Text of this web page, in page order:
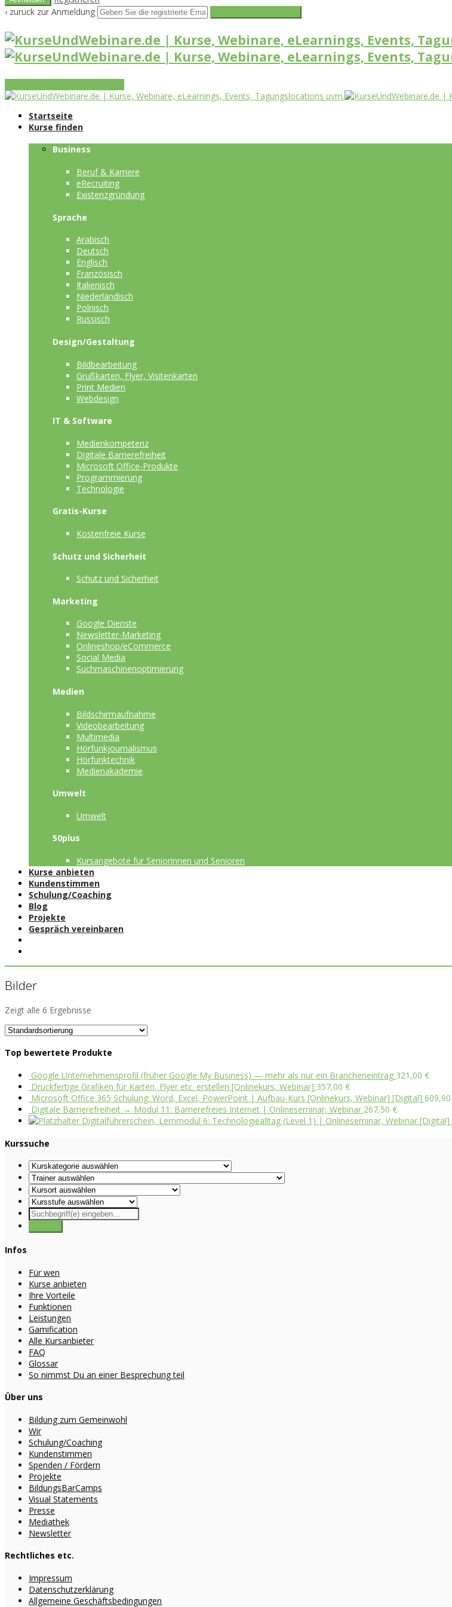
‹ zurück zur Anmeldung
Startseite
Kurse finden
Business
Beruf & Karriere
eRecruiting
Existenzgründung
Sprache
Arabisch
Deutsch
Englisch
Französisch
Italienisch
Niederländisch
Polnisch
Russisch
Design/Gestaltung
Bildbearbeitung
Grußkarten, Flyer, Visitenkarten
Print Medien
Webdesign
IT & Software
Medienkompetenz
Digitale Barrierefreiheit
Microsoft Office-Produkte
Programmierung
Technologie
Gratis-Kurse
Kostenfreie Kurse
Schutz und Sicherheit
Schutz und Sicherheit
Marketing
Google Dienste
Newsletter-Marketing
Onlineshop/eCommerce
Social Media
Suchmaschinenoptimierung
Medien
Bildschirmaufnahme
Videobearbeitung
Multimedia
Hörfunkjournalismus
Hörfunktechnik
Medienakademie
Umwelt
Umwelt
50plus
Kursangebote für Seniorinnen und Senioren
Kurse anbieten
Kundenstimmen
Schulung/Coaching
Blog
Projekte
Gespräch vereinbaren
Bilder
Zeigt alle 6 Ergebnisse
Top bewertete Produkte
Google Unternehmensprofil (früher Google My Business) — mehr als nur ein Brancheneintrag 321,00 €
Druckfertige Grafiken für Karten, Flyer etc. erstellen [Onlinekurs, Webinar] 357,00 €
Microsoft Office 365 Schulung: Word, Excel, PowerPoint | Aufbau-Kurs [Onlinekurs, Webinar] [Digital] 609,90
Digitale Barrierefreiheit → Modul 11: Barrierefreies Internet | Onlineseminar, Webinar 267,50 €
Digitalführerschein, Lernmodul 6: Technologiealltag (Level 1) | Onlineseminar, Webinar [Digital]
Kurssuche
Infos
Für wen
Kurse anbieten
Ihre Vorteile
Funktionen
Leistungen
Gamification
Alle Kursanbieter
FAQ
Glossar
So nimmst Du an einer Besprechung teil
Über uns
Bildung zum Gemeinwohl
Wir
Schulung/Coaching
Kundenstimmen
Spenden / Fördern
Projekte
BildungsBarCamps
Visual Statements
Presse
Mediathek
Newsletter
Rechtliches etc.
Impressum
Datenschutzerklärung
Allgemeine Geschäftsbedingungen